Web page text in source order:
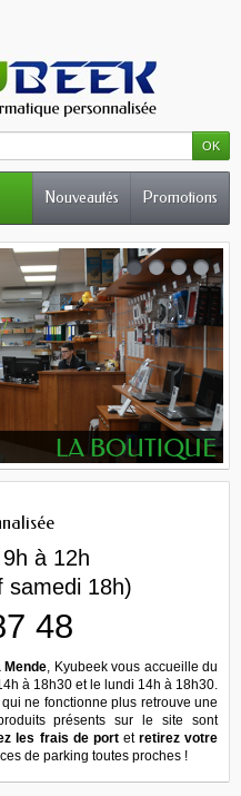
Promotions
Nouveautés
à 12h
samedi 18h)
48
Mende, Kyubeek vous accueille du
à 18h30 et le lundi 14h à 18h30.
ne fonctionne plus retrouve une
présents sur le site sont
les frais de portet retirez votre
de parking toutes proches !